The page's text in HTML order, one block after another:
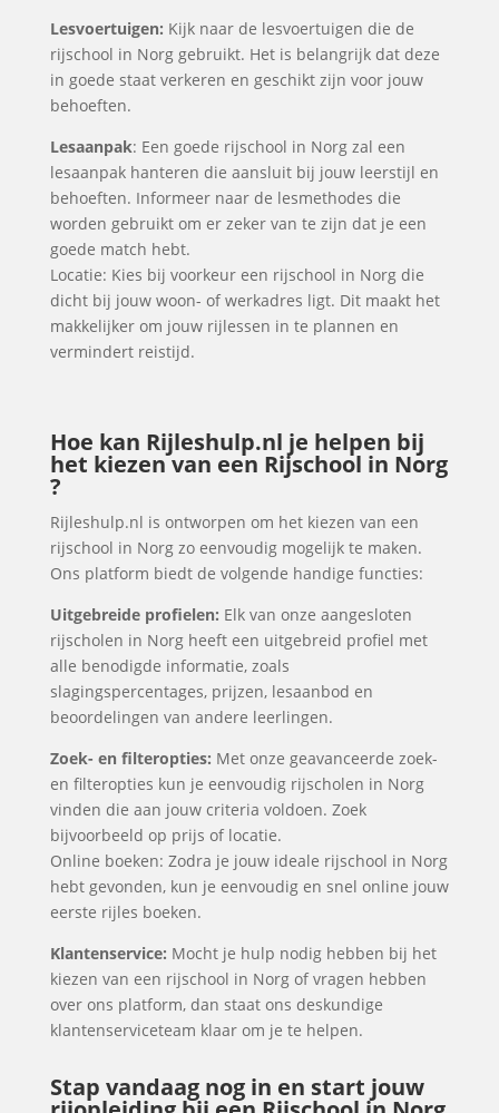
Lesvoertuigen: Kijk naar de lesvoertuigen die de
rijschool in Norg gebruikt. Het is belangrijk dat deze
in goede staat verkeren en geschikt zijn voor jouw
behoeften.
Lesaanpak: Een goede rijschool in Norg zal een
lesaanpak hanteren die aansluit bij jouw leerstijl en
behoeften. Informeer naar de lesmethodes die
worden gebruikt om er zeker van te zijn dat je een
goede match hebt.
Locatie: Kies bij voorkeur een rijschool in Norg die
dicht bij jouw woon- of werkadres ligt. Dit maakt het
makkelijker om jouw rijlessen in te plannen en
vermindert reistijd.
Hoe kan Rijleshulp.nl je helpen bij
het kiezen van een Rijschool in Norg
?
Rijleshulp.nl is ontworpen om het kiezen van een
rijschool in Norg zo eenvoudig mogelijk te maken.
Ons platform biedt de volgende handige functies:
Uitgebreide profielen: Elk van onze aangesloten
rijscholen in Norg heeft een uitgebreid profiel met
alle benodigde informatie, zoals
slagingspercentages, prijzen, lesaanbod en
beoordelingen van andere leerlingen.
Zoek- en filteropties: Met onze geavanceerde zoek-
en filteropties kun je eenvoudig rijscholen in Norg
vinden die aan jouw criteria voldoen. Zoek
bijvoorbeeld op prijs of locatie.
Online boeken: Zodra je jouw ideale rijschool in Norg
hebt gevonden, kun je eenvoudig en snel online jouw
eerste rijles boeken.
Klantenservice: Mocht je hulp nodig hebben bij het
kiezen van een rijschool in Norg of vragen hebben
over ons platform, dan staat ons deskundige
klantenserviceteam klaar om je te helpen.
Stap vandaag nog in en start jouw